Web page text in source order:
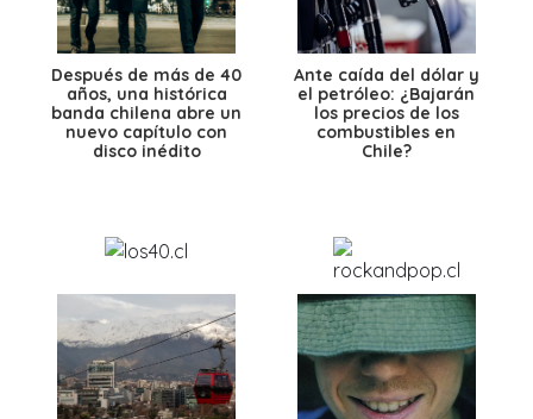
Después de más de 40
años, una histórica
banda chilena abre un
nuevo capítulo con
disco inédito
Ante caída del dólar y
el petróleo: ¿Bajarán
los precios de los
combustibles en
Chile?